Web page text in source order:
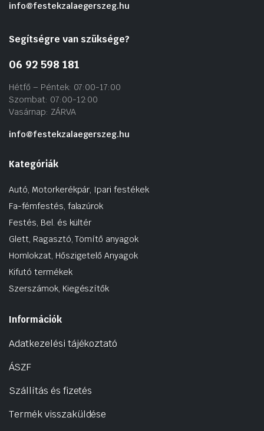
info@festekzalaegerszeg.hu
Segítségre van szüksége?
06 92 598 181
Hétfő – Péntek: 07:00-17:00
Szombat: 07:00-12:00
Vasárnap: ZÁRVA
info@festekzalaegerszeg.hu
Kategóriák
Autó, Motorkerékpár, Ipari festékek
Fa-fémfestés, falazúrok
Festés, Bel. és kültér
Glett, Ragasztó, Tömítő anyagok
Homlokzat, Hőszigetelő Anyagok
Kifutó termékek
Szerszámok, Kiegészítők
Információk
Adatkezelési tájékoztató
ÁSZF
Szállítás és fizetés
Termék visszaküldése